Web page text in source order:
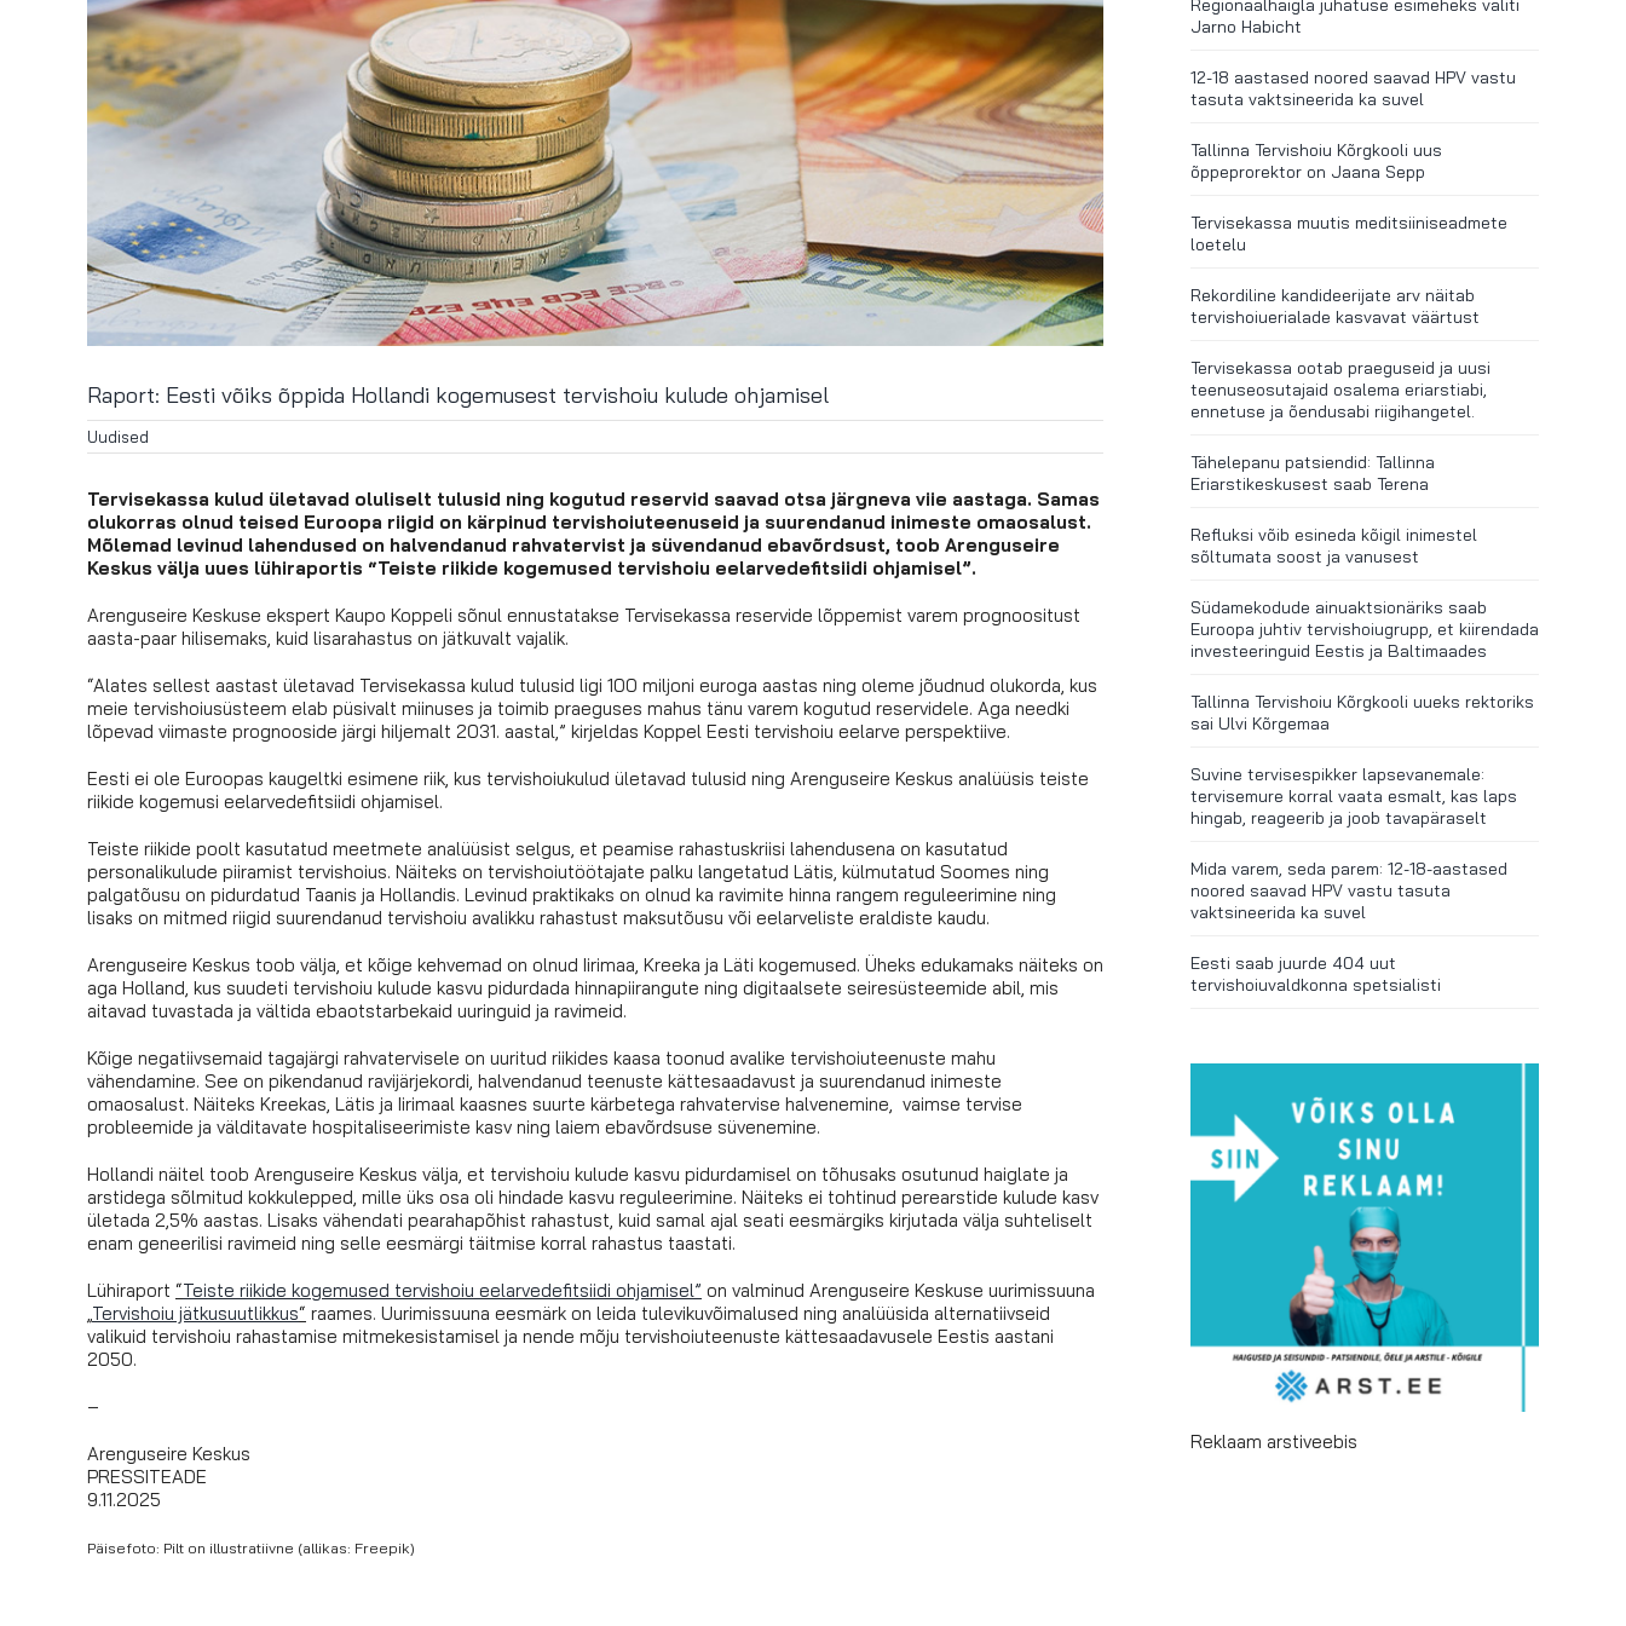
Raport: Eesti võiks õppida Hollandi kogemusest tervishoiu kulude ohjamisel
Uudised
Tervisekassa kulud ületavad oluliselt tulusid ning kogutud reservid saavad otsa järgneva viie aastaga. Samas
olukorras olnud teised Euroopa riigid on kärpinud tervishoiuteenuseid ja suurendanud inimeste omaosalust.
Mõlemad levinud lahendused on halvendanud rahvatervist ja süvendanud ebavõrdsust, toob Arenguseire
Keskus välja uues lühiraportis “Teiste riikide kogemused tervishoiu eelarvedefitsiidi ohjamisel”.
Arenguseire Keskuse ekspert Kaupo Koppeli sõnul ennustatakse Tervisekassa reservide lõppemist varem prognoositust
aasta-paar hilisemaks, kuid lisarahastus on jätkuvalt vajalik.
“Alates sellest aastast ületavad Tervisekassa kulud tulusid ligi 100 miljoni euroga aastas ning oleme jõudnud olukorda, kus
meie tervishoiusüsteem elab püsivalt miinuses ja toimib praeguses mahus tänu varem kogutud reservidele. Aga needki
lõpevad viimaste prognooside järgi hiljemalt 2031. aastal,” kirjeldas Koppel Eesti tervishoiu eelarve perspektiive.
Eesti ei ole Euroopas kaugeltki esimene riik, kus tervishoiu­kulud ületavad tulusid ning Arenguseire Keskus analüüsis teiste
riikide kogemusi eelarvedefitsiidi ohjamisel.
Teiste riikide poolt kasutatud meetmete analüüsist selgus, et peamise rahastuskriisi lahendusena on kasutatud
personalikulude piiramist tervishoius. Näiteks on tervishoiutöötajate palku langetatud Lätis, külmutatud Soomes ning
palgatõusu on pidurdatud Taanis ja Hollandis. Levinud praktikaks on olnud ka ravimite hinna rangem reguleerimine ning
lisaks on mitmed riigid suurendanud tervishoiu avalikku rahastust maksutõusu või eelarveliste eraldiste kaudu.
Arenguseire Keskus toob välja, et kõige kehvemad on olnud Iirimaa, Kreeka ja Läti kogemused. Üheks edukamaks näiteks on
aga Holland, kus suudeti tervishoiu kulude kasvu pidurdada hinnapiirangute ning digitaalsete seiresüsteemide abil, mis
aitavad tuvastada ja vältida ebaotstarbekaid uuringuid ja ravimeid.
Kõige negatiivsemaid tagajärgi rahvatervisele on uuritud riikides kaasa toonud avalike tervishoiuteenuste mahu
vähendamine. See on pikendanud ravijärjekordi, halvendanud teenuste kättesaadavust ja suurendanud inimeste
omaosalust. Näiteks Kreekas, Lätis ja Iirimaal kaasnes suurte kärbetega rahvatervise halvenemine, vaimse tervise
probleemide ja välditavate hospitaliseerimiste kasv ning laiem ebavõrdsuse süvenemine.
Hollandi näitel toob Arenguseire Keskus välja, et tervishoiu kulude kasvu pidurdamisel on tõhusaks osutunud haiglate ja
arstidega sõlmitud kokkulepped, mille üks osa oli hindade kasvu reguleerimine. Näiteks ei tohtinud perearstide kulude kasv
ületada 2,5% aastas. Lisaks vähendati pearahapõhist rahastust, kuid samal ajal seati eesmärgiks kirjutada välja suhteliselt
enam geneerilisi ravimeid ning selle eesmärgi täitmise korral rahastus taastati.
Lühiraport “Teiste riikide kogemused tervishoiu eelarvedefitsiidi ohjamisel” on valminud Arenguseire Keskuse uurimissuuna
Tervishoiu jätkusuutlikkus“ raames. Uurimissuuna eesmärk on leida tulevikuvõimalused ning analüüsida alternatiivseid
valikuid tervishoiu rahastamise mitmekesistamisel ja nende mõju tervishoiuteenuste kättesaadavusele Eestis aastani
2050.
–
Arenguseire Keskus
PRESSITEADE
9.11.2025
Päisefoto: Pilt on illustratiivne (allikas: Freepik)
Regionaalhaigla juhatuse esimeheks valiti
Jarno Habicht
12-18 aastased noored saavad HPV vastu
tasuta vaktsineerida ka suvel
Tallinna Tervishoiu Kõrgkooli uus
õppeprorektor on Jaana Sepp
Tervisekassa muutis meditsiiniseadmete
loetelu
Rekordiline kandideerijate arv näitab
tervishoiuerialade kasvavat väärtust
Tervisekassa ootab praeguseid ja uusi
teenuseosutajaid osalema eriarstiabi,
ennetuse ja õendusabi riigihangetel.
Tähelepanu patsiendid: Tallinna
Eriarstikeskusest saab Terena
Refluksi võib esineda kõigil inimestel
sõltumata soost ja vanusest
Südamekodude ainuaktsionäriks saab
Euroopa juhtiv tervishoiugrupp, et kiirendada
investeeringuid Eestis ja Baltimaades
Tallinna Tervishoiu Kõrgkooli uueks rektoriks
sai Ulvi Kõrgemaa
Suvine tervisespikker lapsevanemale:
tervisemure korral vaata esmalt, kas laps
hingab, reageerib ja joob tavapäraselt
Mida varem, seda parem: 12-18-aastased
noored saavad HPV vastu tasuta
vaktsineerida ka suvel
Eesti saab juurde 404 uut
tervishoiuvaldkonna spetsialisti
Reklaam arstiveebis